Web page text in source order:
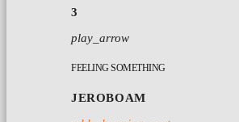
3
play_arrow
FEELING SOMETHING
JEROBOAM